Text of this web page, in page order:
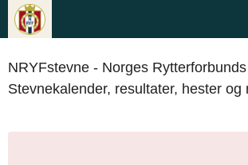
NRYFstevne - Norges
Stevnekalender, resultater, hester og